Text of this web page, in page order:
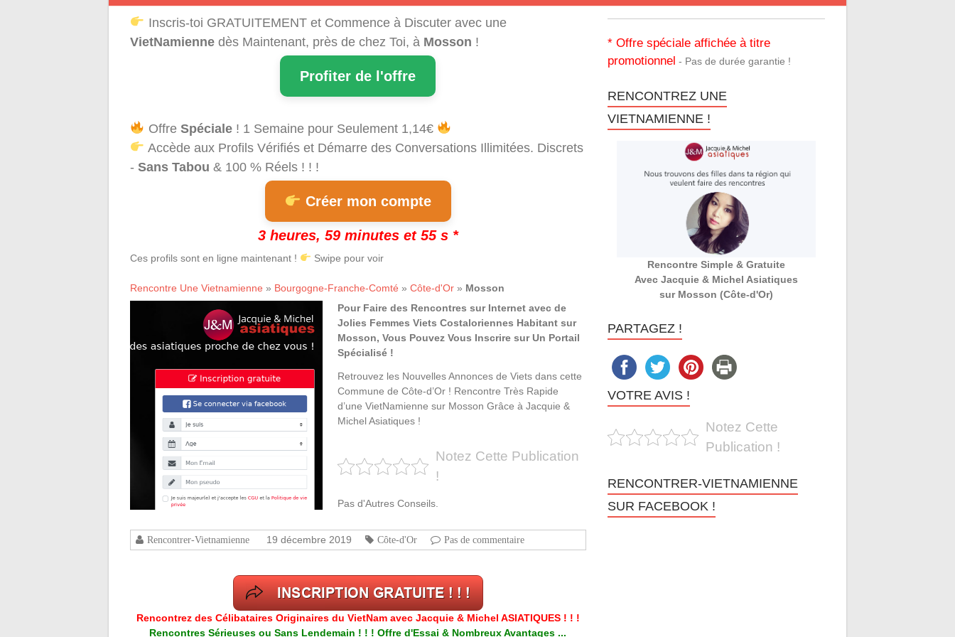
Inscris-toi GRATUITEMENT et Commence à Discuter avec une
VietNamienne dès Maintenant, près de chez Toi, à Mosson !
Profiter de l'offre
Offre Spéciale! 1 Semaine pour Seulement 1,14€
Accède aux Profils Vérifiés et Démarre des Conversations Illimitées. Discrets
- Sans Tabou & 100 % Réels ! ! !
Créer mon compte
3 heures, 59 minutes et 54 s *
Ces profils sont en ligne maintenant ! Swipe pour voir
Rencontre Une Vietnamienne » Bourgogne-Franche-Comté » Côte-d'Or » Mosson
Pour Faire des Rencontres sur Internet avec de
Jolies Femmes Viets Costaloriennes Habitant sur
Mosson, Vous Pouvez Vous Inscrire sur Un Portail
Spécialisé !
Retrouvez les Nouvelles Annonces de Viets dans cette
Commune de Côte-d’Or ! Rencontre Très Rapide
d’une VietNamienne sur Mosson Grâce à Jacquie &
Michel Asiatiques !
Notez Cette Publication
!
Pas d'Autres Conseils.
Rencontrer-Vietnamienne 19 décembre 2019 Côte-d'Or Pas de commentaire
Rencontrez des Célibataires Originaires du VietNam avec Jacquie & Michel ASIATIQUES ! ! !
Rencontres Sérieuses ou Sans Lendemain ! ! ! Offre d'Essai & Nombreux Avantages ...
* Offre spéciale affichée à titre
promotionnel - Pas de durée garantie !
RENCONTREZ UNE
VIETNAMIENNE !
Rencontre Simple & Gratuite
Avec Jacquie & Michel Asiatiques
sur Mosson (Côte-d'Or)
PARTAGEZ !
VOTRE AVIS !
Notez Cette
Publication !
RENCONTRER-VIETNAMIENNE
SUR FACEBOOK !